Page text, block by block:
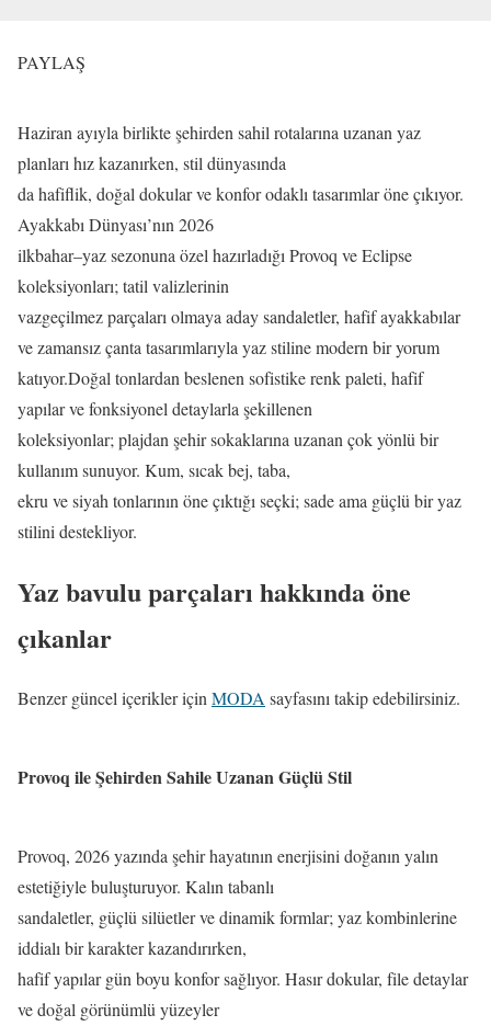
PAYLAŞ
Haziran ayıyla birlikte şehirden sahil rotalarına uzanan yaz
planları hız kazanırken, stil dünyasında
da hafiflik, doğal dokular ve konfor odaklı tasarımlar öne çıkıyor.
Ayakkabı Dünyası’nın 2026
ilkbahar–yaz sezonuna özel hazırladığı Provoq ve Eclipse
koleksiyonları; tatil valizlerinin
vazgeçilmez parçaları olmaya aday sandaletler, hafif ayakkabılar
ve zamansız çanta tasarımlarıyla yaz stiline modern bir yorum
katıyor.Doğal tonlardan beslenen sofistike renk paleti, hafif
yapılar ve fonksiyonel detaylarla şekillenen
koleksiyonlar; plajdan şehir sokaklarına uzanan çok yönlü bir
kullanım sunuyor. Kum, sıcak bej, taba,
ekru ve siyah tonlarının öne çıktığı seçki; sade ama güçlü bir yaz
stilini destekliyor.
Yaz bavulu parçaları hakkında öne
çıkanlar
Benzer güncel içerikler için MODA sayfasını takip edebilirsiniz.
Provoq ile Şehirden Sahile Uzanan Güçlü Stil
Provoq, 2026 yazında şehir hayatının enerjisini doğanın yalın
estetiğiyle buluşturuyor. Kalın tabanlı
sandaletler, güçlü silüetler ve dinamik formlar; yaz kombinlerine
iddialı bir karakter kazandırırken,
hafif yapılar gün boyu konfor sağlıyor. Hasır dokular, file detaylar
ve doğal görünümlü yüzeyler